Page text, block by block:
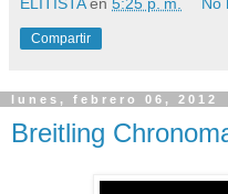
Compartir
lunes, febrero 06, 2012
Breitling